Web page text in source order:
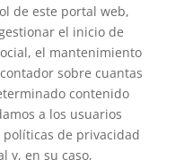
de este portal web,
el inicio de
el mantenimiento
sobre cuantas
contenido
a los usuarios
de privacidad
y, en su caso,